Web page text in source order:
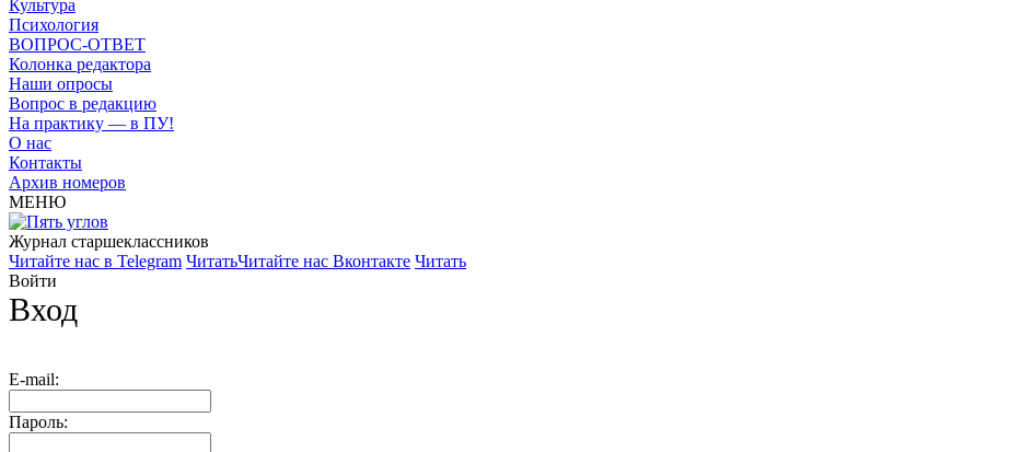
Культура
Психология
ВОПРОС-ОТВЕТ
Колонка редактора
Наши опросы
Вопрос в редакцию
На практику — в ПУ!
О нас
Контакты
Архив номеров
МЕНЮ
Журнал старшекласcников
Читайте нас в Telegram ЧитатьЧитайте нас Вконтакте Читать
Войти
Вход
E-mail:
Пароль: